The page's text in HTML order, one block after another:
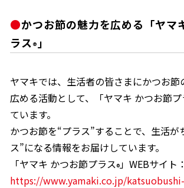
かつお節の魅力を広める「ヤマ
ラス®」
ヤマキでは、生活者の皆さまにかつお節
広める活動として、
「ヤマキ かつお節
ています。
かつお節を“プラス”することで、生活が
ス”になる情報をお届けしています。
「ヤマキ かつお節プラス®」WEBサイト：
https://www.yamaki.co.jp/